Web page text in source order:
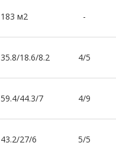
183 м2 -
35.8/18.6/8.2 4/5
59.4/44.3/7 4/9
43.2/27/6 5/5